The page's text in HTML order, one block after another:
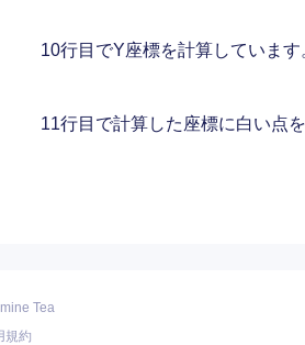
10行目でY座標を計算しています
11行目で計算した座標に白い点
Tea
規約